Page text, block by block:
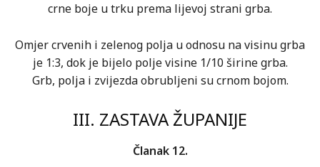
crne boje u trku prema lijevoj strani grba.
Omjer crvenih i zelenog polja u odnosu na visinu grba
je 1:3, dok je bijelo polje visine 1/10 širine grba.
Grb, polja i zvijezda obrubljeni su crnom bojom.
III. ZASTAVA ŽUPANIJE
Članak 12.